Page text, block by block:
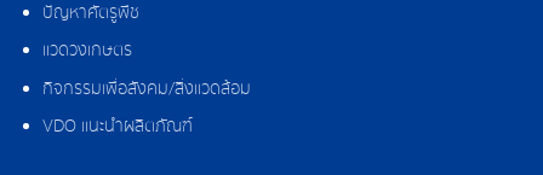
ปัญหาศัตรูพืช
แวดวงเกษตร
กิจกรรมเพื่อสังคม/สิ่งแวดล้อม
VDO แนะนำผลิตภัณฑ์